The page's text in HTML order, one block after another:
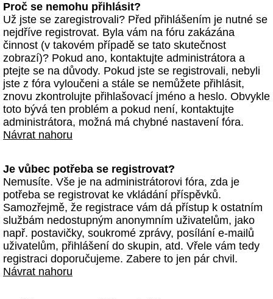
Proč se nemohu přihlásit?
Už jste se zaregistrovali? Před přihlášením je nutné se
nejdříve registrovat. Byla vám na fóru zakázána
činnost (v takovém případě se tato skutečnost
zobrazí)? Pokud ano, kontaktujte administrátora a
ptejte se na důvody. Pokud jste se registrovali, nebyli
jste z fóra vyloučeni a stále se nemůžete přihlásit,
znovu zkontrolujte přihlašovací jméno a heslo. Obvykle
toto bývá ten problém a pokud není, kontaktujte
administrátora, možná má chybné nastavení fóra.
Návrat nahoru
Je vůbec potřeba se registrovat?
Nemusíte. Vše je na administrátorovi fóra, zda je
potřeba se registrovat ke vkládání příspěvků.
Samozřejmě, že registrace vám dá přístup k ostatním
službám nedostupným anonymním uživatelům, jako
např. postavičky, soukromé zprávy, posílání e-mailů
uživatelům, přihlášení do skupin, atd. Vřele vám tedy
registraci doporučujeme. Zabere to jen pár chvil.
Návrat nahoru